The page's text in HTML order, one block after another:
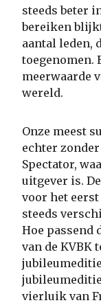
steeds beter
bereiken
aantal leden,
toegenomen.
meerwaarde
wereld.
Onze meest
echter
Spectator,
uitgever is.
voor het eerst
steeds
Hoe passend
van de KVBK
vierluik van